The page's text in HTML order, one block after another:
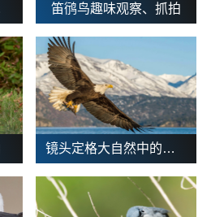
笛鸻鸟趣味观察、抓拍
镜头定格大自然中的白头海雕